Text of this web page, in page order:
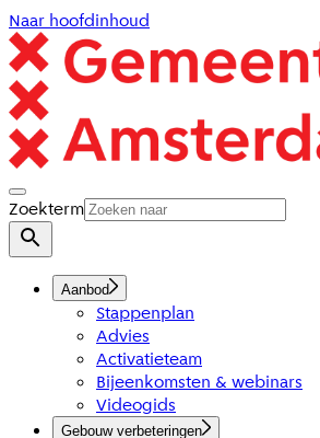
Naar hoofdinhoud
Zoekterm
Aanbod
Stappenplan
Advies
Activatieteam
Bijeenkomsten & webinars
Videogids
Gebouw verbeteringen